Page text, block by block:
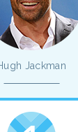
Jackman